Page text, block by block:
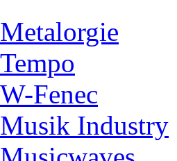
Metalorgie
Tempo
W-Fenec
Musik Industry